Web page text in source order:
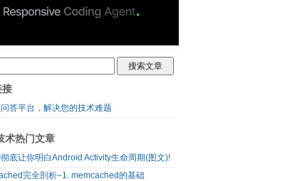
答平台，解决您的技术难题
术热门文章
底让你明白Android Activity生命周期(图文)!
完全剖析–1. memcached的基础